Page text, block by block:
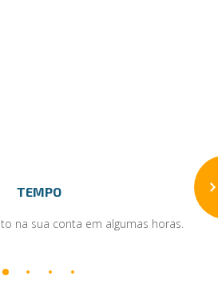
TEMPO
na sua conta em algumas horas.